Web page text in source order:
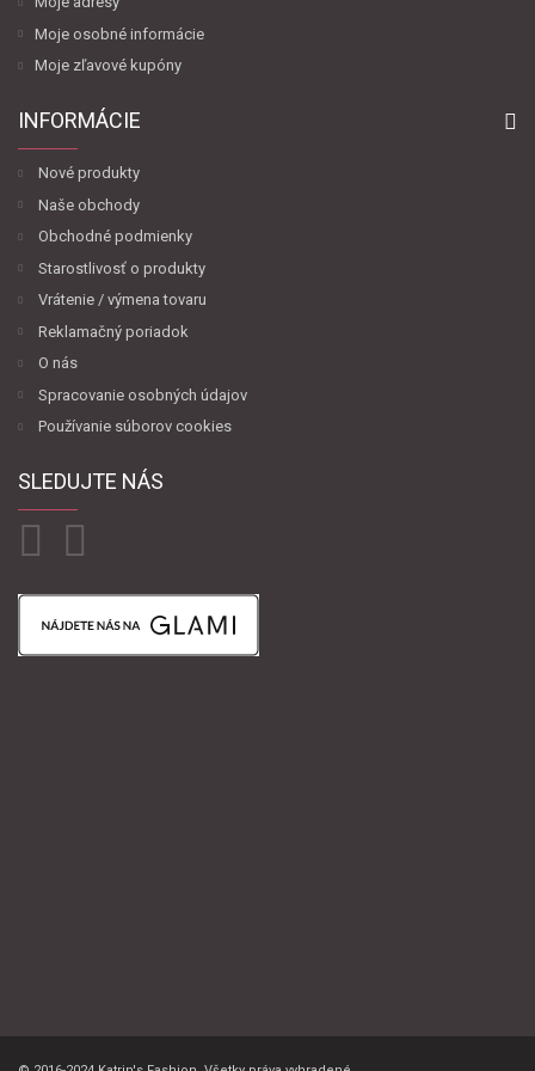
Moje osobné informácie
Moje zľavové kupóny
INFORMÁCIE
Nové produkty
Naše obchody
Obchodné podmienky
Starostlivosť o produkty
Vrátenie / výmena tovaru
Reklamačný poriadok
O nás
Spracovanie osobných údajov
Používanie súborov cookies
SLEDUJTE NÁS